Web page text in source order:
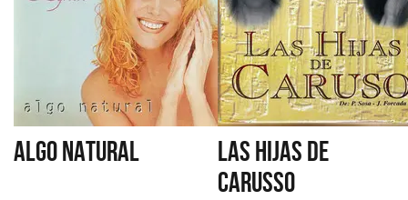
ALGO NATURAL
LAS HIJAS DE
CARUSSO